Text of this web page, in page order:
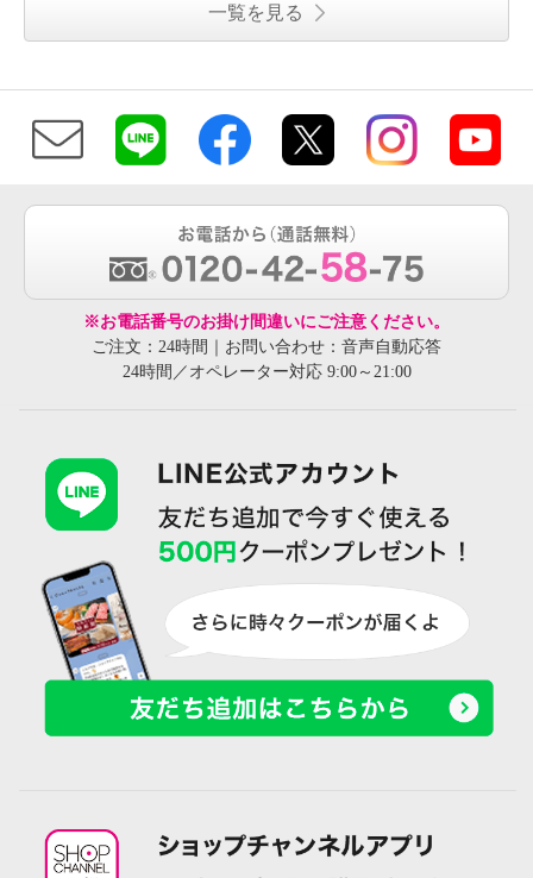
一覧を見る
※お電話番号のお掛け間違いにご注意ください。
ご注文：24時間｜お問い合わせ：音声自動応答
24時間／オペレーター対応 9:00～21:00